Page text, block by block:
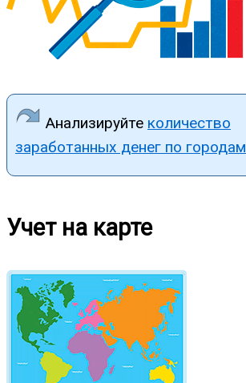
Анализируйте количество
заработанных денег по городам
Учет на карте